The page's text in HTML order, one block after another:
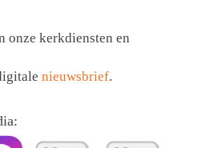
onze kerkdiensten en
nieuwsbrief.